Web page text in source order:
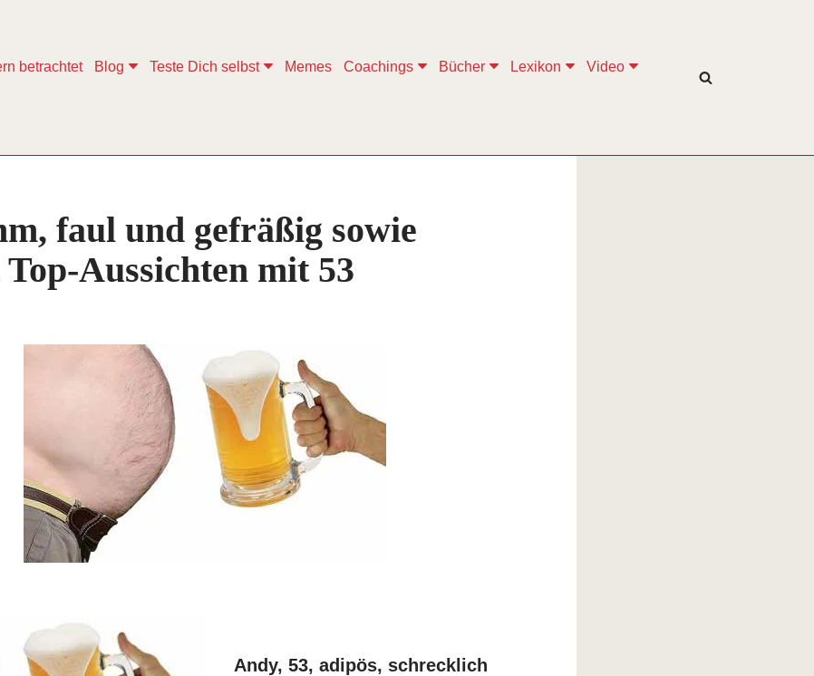
betrachtet Blog Teste Dich selbst Memes Coachings Bücher Lexikon
Video
faul und gefräßig sowie
Aussichten mit 53
Andy, 53, adipös, schrecklich